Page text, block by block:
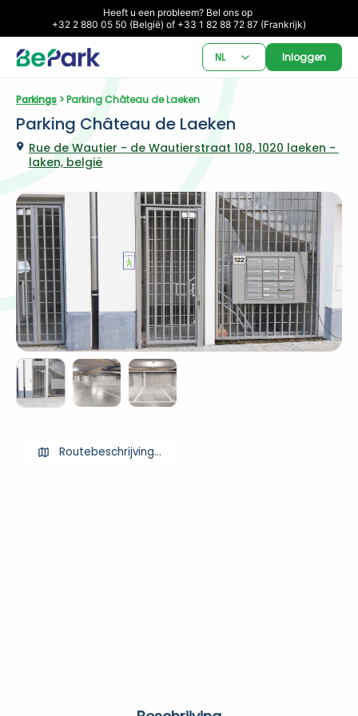
Heeft u een probleem? Bel ons op
+32 2 880 05 50 (België) of +33 1 82 88 72 87 (Frankrijk)
NL Inloggen
Parkings > Parking Château de Laeken
Parking Château de Laeken
Rue de Wautier - de Wautierstraat 108, 1020 laeken -
laken, belgië
Routebeschrijving ophalen